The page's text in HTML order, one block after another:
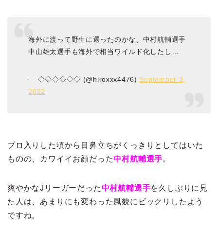
海外に渡って野生に還ったのかな、中村航輔選手
中山雄太選手も海外で相当ワイルド化したし…
— ◇◇◇◇◇◇ (@hiroxxx4476) September 3,
2022
プロ入りした頃から目鼻立ちがくっきりとしてはいた
ものの、カワイイお顔だった中村航輔選手。
爽やかなJリーガーだった中村航輔選手を久しぶりに見
た人は、あまりにも変わった風貌にビックリしたよう
ですね。